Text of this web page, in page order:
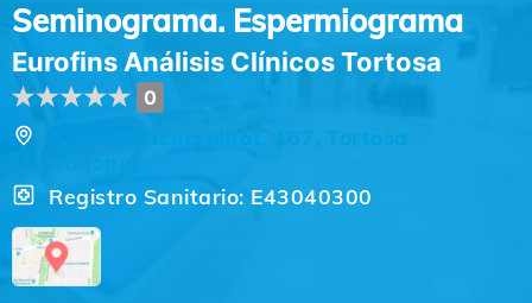
Seminograma. Espermiograma
Eurofins Análisis Clínicos Tortosa
0
Registro Sanitario: E43040300